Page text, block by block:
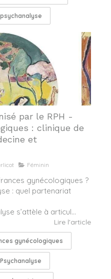
par le RPH -
: clinique de
et
Féminin
gynécologiques ?
: quel partenariat
s’attèle à articul...
Lire l'article
gynécologiques
Psychanalyse